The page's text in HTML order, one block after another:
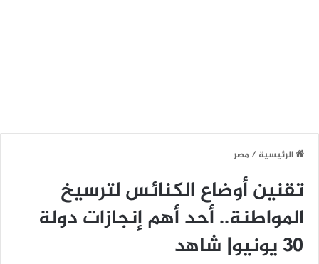
الرئيسية/مصر
تقنين أوضاع الكنائس لترسيخ
المواطنة.. أحد أهم إنجازات دولة
30 يونيو| شاهد